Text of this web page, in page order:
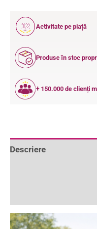
12
ANI
Activitate pe piață
Produse în stoc
+ 150.000 de clienți
Descriere